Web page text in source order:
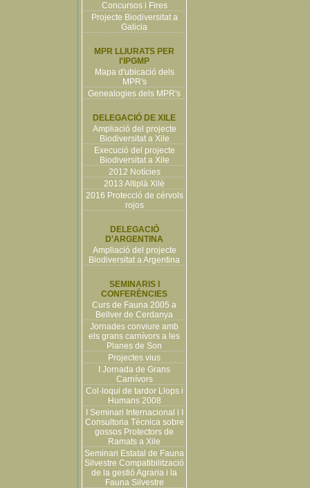
Concursos i Fires
Projecte Biodiversitat a
Galicia
MPR LLIURATS PER
l'IPGMP
Mapa d'ubicació dels
MPR's
Genealogies dels MPR's
DELEGACIÓ DE XILE
Ampliació del projecte
Biodiversitat a Xile
Execució del projecte
Biodiversitat a Xile
2012 Notícies
2013 Altiplà Xilè
2016 Protecció de cérvols
rojos
DELEGACIÓ
D'ARGENTINA
Ampliació del projecte
Biodiversitat a Argentina
SEMINARIS I
CONFERÈNCIES
Curs de Fauna 2005 a
Bellver de Cerdanya
Jornades conviure amb
els grans carnívors a les
Planes de Son
Projectes vius
I Jornada de Grans
Carnívors
Col·loqui de tardor Llops i
Humans 2008
I Seminari Internacional i I
Consultoria Tècnica sobre
gossos Protectors de
Ramats a Xile
Seminari Estatal de Fauna
Silvestre Compatibilització
de la gestió Agraria i la
Fauna Silvestre